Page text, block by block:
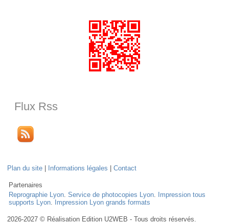
Flux Rss
Plan du site Informations légales |Contact
Partenaires
Reprographie Lyon.Service de photocopies Lyon.
Impression tous
supports Lyon. Impression Lyon grands formats
2026-2027 © Réalisation Edition U2WEB - Tous droits réservés.